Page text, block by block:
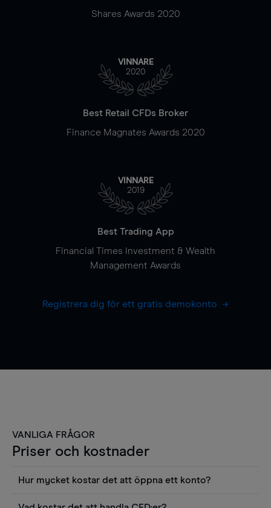
Shares Awards 2020
VINNARE
2020
Best Retail CFDs Broker
Finance Magnates Awards 2020
VINNARE
2019
Best Trading App
Financial Times Investment & Wealth
Management Awards
Registrera dig för ett gratis demokonto
VANLIGA FRÅGOR
Priser och kostnader
Hur mycket kostar det att öppna ett konto?